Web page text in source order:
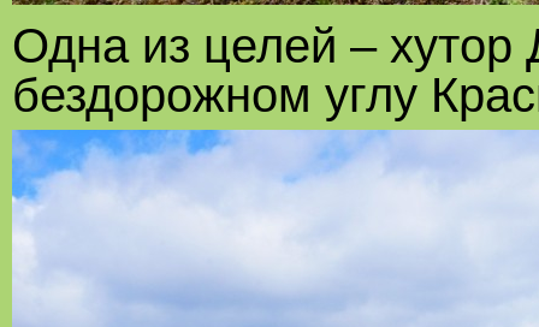
Одна из целей –
бездорожном углу